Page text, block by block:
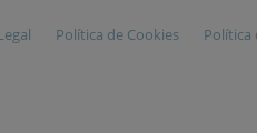
Política de Cookies Política